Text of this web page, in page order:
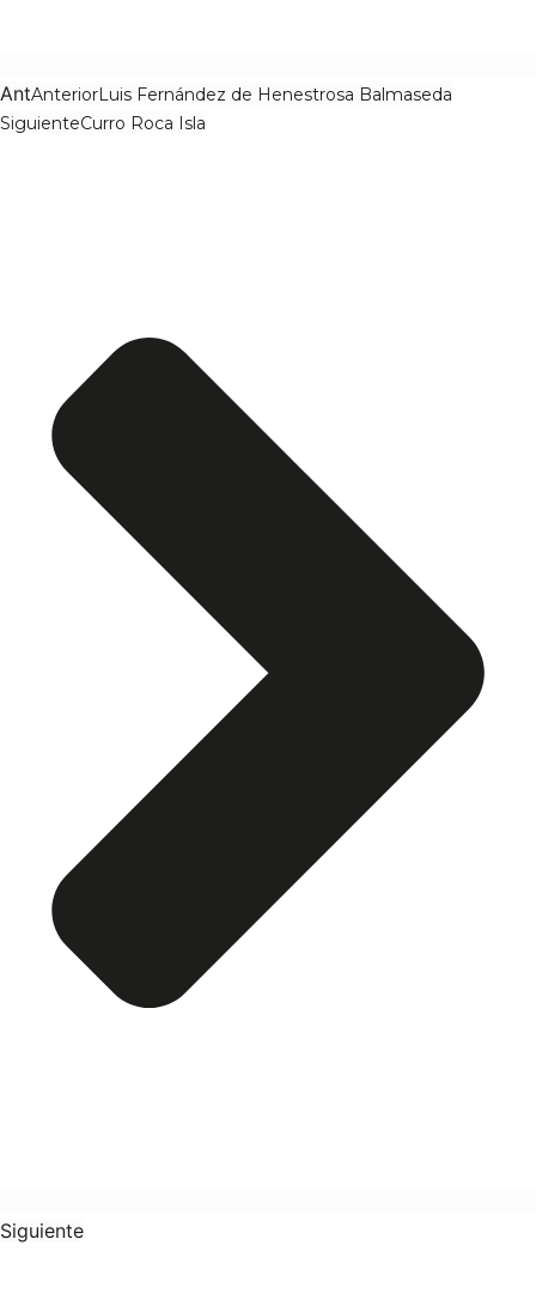
AntAnteriorLuis Fernández de Henestrosa Balmaseda
SiguienteCurro Roca Isla
Siguiente